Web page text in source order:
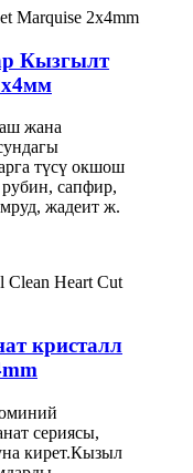
Кызгылт
жана
түсү окшош
сапфир,
жадеит ж.
кристалл
сериясы,
кирет.Кызыл